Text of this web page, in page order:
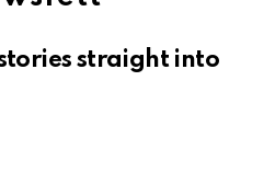
straight into